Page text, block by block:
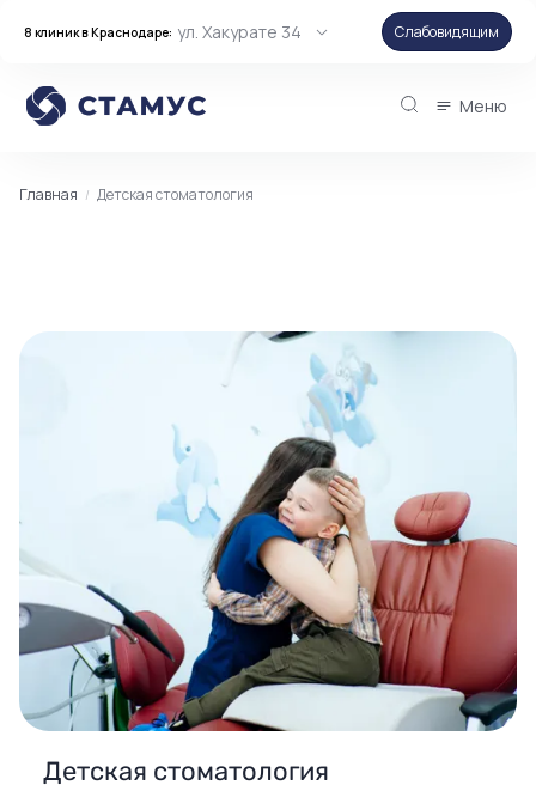
8 клиник в Краснодаре: ул. Хакурате 34 Слабовидящим
Меню
Главная Детская стоматология
Детская стоматология